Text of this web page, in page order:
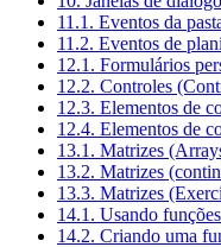
11.1. Eventos da
11.2. Eventos de
12.1. Formulários
12.2. Controles
12.3. Elementos de
12.4. Elementos de
13.1. Matrizes
13.2. Matrizes
13.3. Matrizes
14.1. Usando
14.2. Criando uma